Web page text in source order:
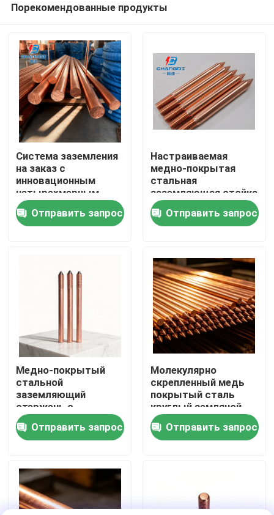
Главная страница
Продукция
О Компании
контроль качества
контактные данные
Новости
Все случаи
Отправить запрос
Порекомендованные продукты
Система заземления
на заказ с
инновационным
четырехмерным
электропокрытием
Отправить запрос
Настраиваемая
медно-покрытая
стальная
заземляющая стойка
с конкурентной
ценойОтправить запрос
Медно-покрытый
стальной
заземляющий
стержень с
четырехмерным
непрерывным
электропластированием
Отправить запрос
Молекулярно
скрепленный медь
покрытый сталь
круглый земляной
стержень
Отправить запрос